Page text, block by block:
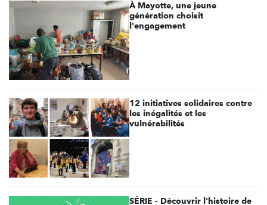
À Mayotte, une jeune
génération choisit
l'engagement
12 initiatives solidaires contre
les inégalités et les
vulnérabilités
SÉRIE - Découvrir l'histoire de